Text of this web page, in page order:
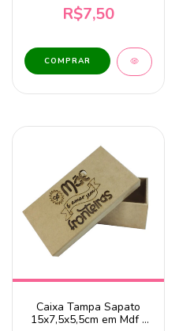
R$7,50
Caixa Tampa Sapato
15x7,5x5,5cm em Mdf -